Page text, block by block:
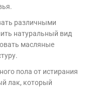
различными
натуральный вид
масляные
пола от истирания
лак, который